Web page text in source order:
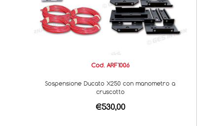
Cod. ARF1006
Sospensione Ducato X250 con manometro a
cruscotto
€530,00